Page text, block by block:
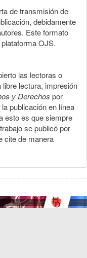
de transmisión de
debidamente
Este formato
OJS.
las lectoras o
lectura, impresión
y Derechos por
publicación en línea
esto es que siempre
se publicó por
cite de manera